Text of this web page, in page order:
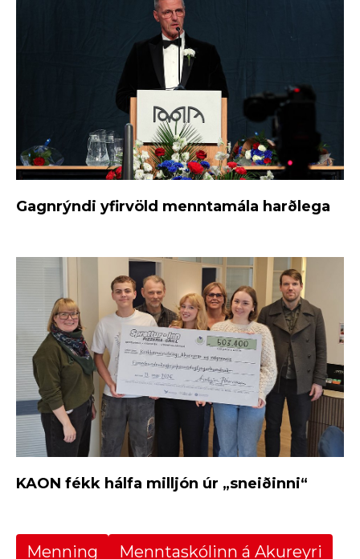
Gagnrýndi yfirvöld menntamála harðlega
KAON fékk hálfa milljón úr „sneiðinni“
Menning Menntaskólinn á Akureyri